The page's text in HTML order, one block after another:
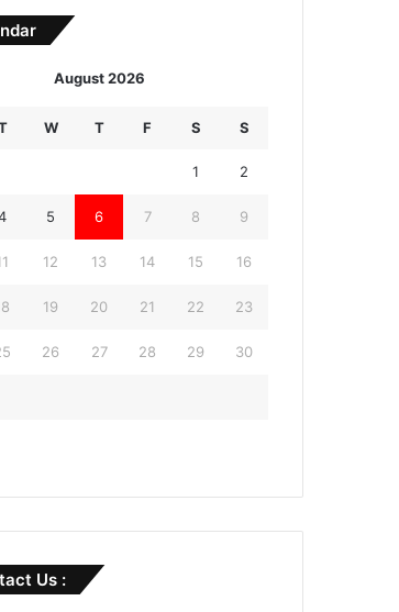
August 2026
W T F S S
1 2
5 6 7 8 9
12 13 14 15 16
19 20 21 22 23
26 27 28 29 30
Us :